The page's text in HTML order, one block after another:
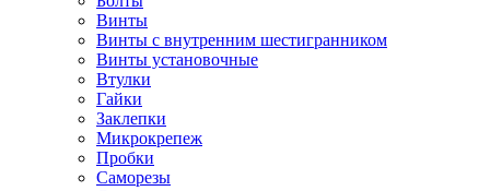
Винты
Винты с внутренним шестигранником
Винты установочные
Втулки
Гайки
Заклепки
Микрокрепеж
Пробки
Саморезы